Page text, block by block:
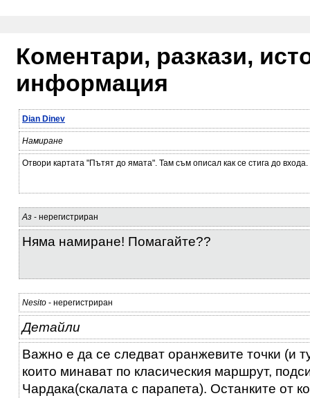
Коментари, разкази,
информация
Dian Dinev
Намиране
Отвори картата "Пътят до ямата". Там съм описал как се стига до входа.
Аз - нерегистриран
Няма намиране! Помагайте??
Nesito - нерегистриран
Детайли
Важно е да се следват оранжевите точки (и
които минават по класическия маршрут,
Чардака(скалата с парапета). Останките от